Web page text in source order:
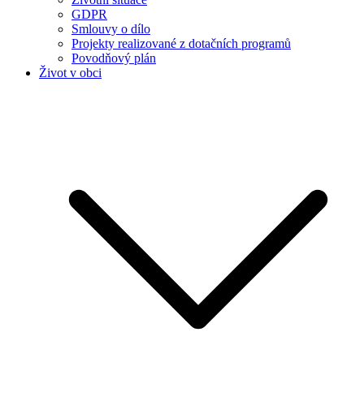
GDPR
Smlouvy o dílo
Projekty realizované z dotačních programů
Povodňový plán
Život v obci